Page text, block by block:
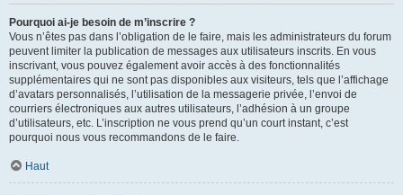
Pourquoi ai-je besoin de m’inscrire ?
Vous n’êtes pas dans l’obligation de le faire, mais les administrateurs du forum
peuvent limiter la publication de messages aux utilisateurs inscrits. En vous
inscrivant, vous pouvez également avoir accès à des fonctionnalités
supplémentaires qui ne sont pas disponibles aux visiteurs, tels que l’affichage
d’avatars personnalisés, l’utilisation de la messagerie privée, l’envoi de
courriers électroniques aux autres utilisateurs, l’adhésion à un groupe
d’utilisateurs, etc. L’inscription ne vous prend qu’un court instant, c’est
pourquoi nous vous recommandons de le faire.
Haut